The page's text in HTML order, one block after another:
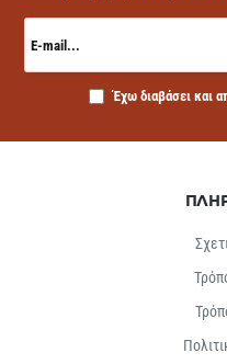
mail...
Έχω διαβάσει και